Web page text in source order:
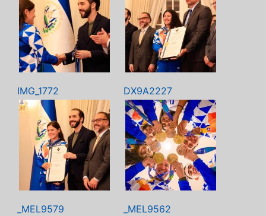
IMG_1772 DX9A2227
_MEL9579 _MEL9562